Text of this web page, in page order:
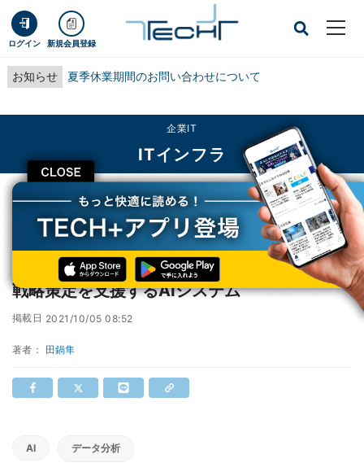
ログイン 新規会員登録
お知らせ 夏季休業期間のお問い合わせについて
CLOSE
企業IT
ITインフラ
TECH+ 企業IT
ITインフラ
FRONTEO、医学論文を解析し製薬企業の情報戦略策定を支援するAIシステム
FRONTEO、医学論文を解析し製薬企業の情報
戦略策定を支援するAIシステム
掲載日 2021/10/05 08:52
著者： 田鍋隼
AI データ分析